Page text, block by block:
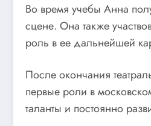
Во время учебы Анна
сцене. Она также
роль в ее дальнейшей
После окончания
первые роли в
таланты и постоянно